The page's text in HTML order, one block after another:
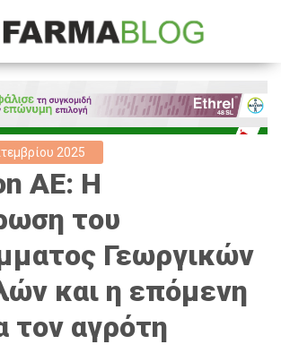
2025
AE: Η
του
Γεωργικών
και η επόμενη
τον αγρότη